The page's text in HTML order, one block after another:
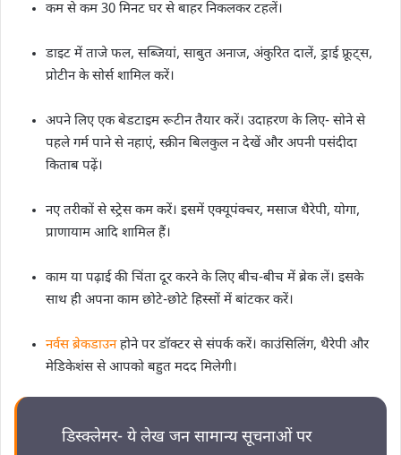
कम से कम 30 मिनट घर से बाहर निकलकर टहलें।
डाइट में ताजे फल, सब्जियां, साबुत अनाज, अंकुरित दालें, ड्राई फ्रूट्स,
प्रोटीन के सोर्स शामिल करें।
अपने लिए एक बेडटाइम रूटीन तैयार करें। उदाहरण के लिए- सोने से
पहले गर्म पाने से नहाएं, स्क्रीन बिलकुल न देखें और अपनी पसंदीदा
किताब पढ़ें।
नए तरीकों से स्ट्रेस कम करें। इसमें एक्यूपंक्चर, मसाज थैरेपी, योगा,
प्राणायाम आदि शामिल हैं।
काम या पढ़ाई की चिंता दूर करने के लिए बीच-बीच में ब्रेक लें। इसके
साथ ही अपना काम छोटे-छोटे हिस्सों में बांटकर करें।
नर्वस ब्रेकडाउनहोने पर डॉक्टर से संपर्क करें। काउंसिलिंग, थैरेपी और
मेडिकेशंस से आपको बहुत मदद मिलेगी।
डिस्क्लेमर- ये लेख जन सामान्य सूचनाओं पर